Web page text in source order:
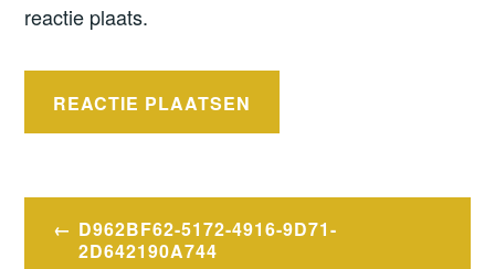
reactie plaats.
Bericht
navigatie
D962BF62-5172-4916-9D71-
2D642190A744